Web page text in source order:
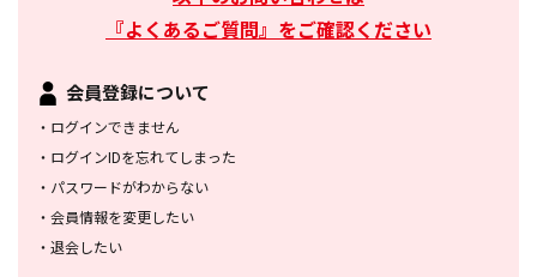
『よくあるご質問』をご確認ください
会員登録について
・ ログインできません
・ ログインIDを忘れてしまった
・ パスワードがわからない
・ 会員情報を変更したい
・ 退会したい